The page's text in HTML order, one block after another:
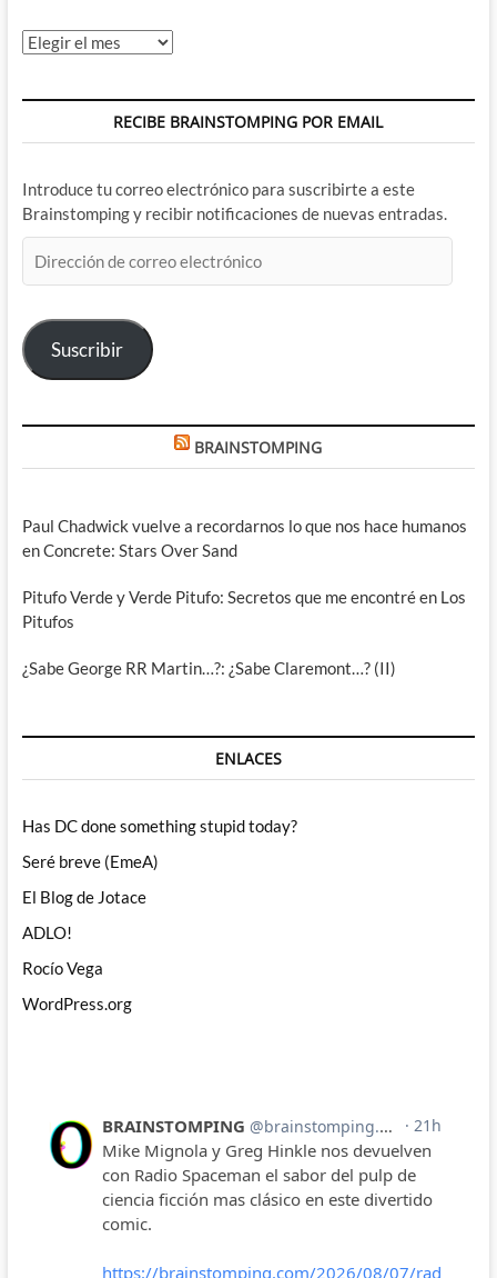
Archivos
RECIBE BRAINSTOMPING POR EMAIL
Introduce tu correo electrónico para suscribirte a este
Brainstomping y recibir notificaciones de nuevas entradas.
de
electrónico
Suscribir
BRAINSTOMPING
Paul Chadwick vuelve a recordarnos lo que nos hace humanos
en Concrete: Stars Over Sand
Pitufo Verde y Verde Pitufo: Secretos que me encontré en Los
Pitufos
¿Sabe George RR Martin…?: ¿Sabe Claremont…? (II)
ENLACES
Has DC done something stupid today?
Seré breve (EmeA)
El Blog de Jotace
ADLO!
Rocío Vega
WordPress.org